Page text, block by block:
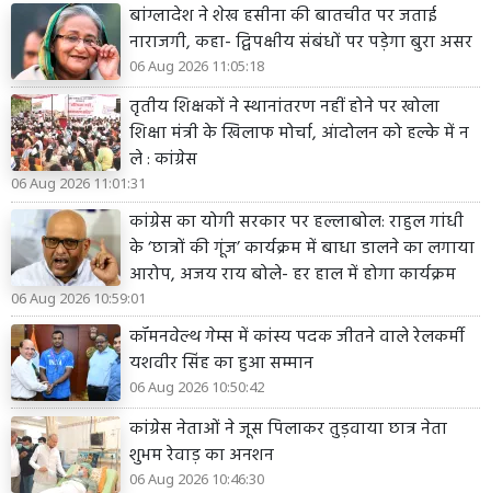
बांग्लादेश ने शेख हसीना की बातचीत पर जताई
नाराजगी, कहा- द्विपक्षीय संबंधों पर पड़ेगा बुरा असर
06 Aug 2026 11:05:18
तृतीय शिक्षकों ने स्थानांतरण नहीं होने पर खोला
शिक्षा मंत्री के खिलाफ मोर्चा, आंदोलन को हल्के में न
ले : कांग्रेस
06 Aug 2026 11:01:31
कांग्रेस का योगी सरकार पर हल्लाबोल: राहुल गांधी
के ‘छात्रों की गूंज’ कार्यक्रम में बाधा डालने का लगाया
आरोप, अजय राय बोले- हर हाल में होगा कार्यक्रम
06 Aug 2026 10:59:01
कॉमनवेल्थ गेम्स में कांस्य पदक जीतने वाले रेलकर्मी
यशवीर सिंह का हुआ सम्मान
06 Aug 2026 10:50:42
कांग्रेस नेताओं ने जूस पिलाकर तुड़वाया छात्र नेता
शुभम रेवाड़ का अनशन
06 Aug 2026 10:46:30